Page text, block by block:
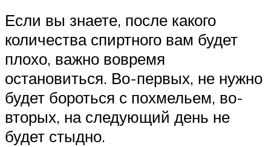
Если вы знаете, после какого
количества спиртного вам будет
плохо, важно вовремя
остановиться. Во-первых, не нужно
будет бороться с похмельем, во-
вторых, на следующий день не
будет стыдно.